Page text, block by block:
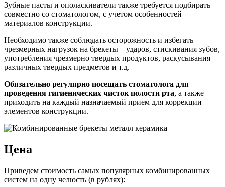
Зубные пасты и ополаскиватели также требуется подбирать
совместно со стоматологом, с учетом особенностей
материалов конструкции.
Необходимо также соблюдать осторожность и избегать
чрезмерных нагрузок на брекеты – ударов, стискивания зубов,
употребления чрезмерно твердых продуктов, раскусывания
различных твердых предметов и т.д.
Обязательно регулярно посещать стоматолога для
проведения гигиенических чисток полости рта, а также
приходить на каждый назначаемый прием для коррекции
элементов конструкции.
Цена
Приведем стоимость самых популярных комбинированных
систем на одну челюсть (в рублях):